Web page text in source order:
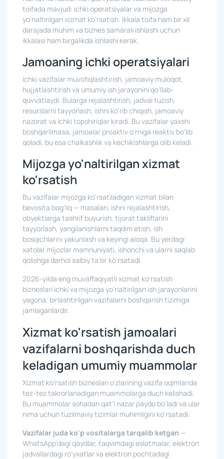
toifada mavjud: ichki operatsiyalar va mijozga
yo'naltirilgan xizmat ko'rsatish. Ikkala toifa ham bir xil
darajada muhim va biznes samarali ishlashi uchun
ikkalasi ham birgalikda ishlashi kerak.
Jamoaning ichki operatsiyalari
Ichki vazifalar muvofiqlashtirish, jamoaviy muloqot,
hujjatlashtirish va umumiy ish jarayonini qo'llab-
quvvatlaydi. Bularga rejalashtirish, jadval tuzish,
resurslarni tayyorlash, ishni ko'rib chiqish, jamoaviy
nazorat va ichki topshiriqlar kiradi. Bu vazifalar yaxshi
boshqarilmasa, jamoalar proaktiv o'rniga reaktiv bo'lib
qoladi, bu esa chalkashlik va kechikishlarga olib keladi.
Mijozga yo'naltirilgan xizmat
ko'rsatish
Bu vazifalar mijozga ko'rsatiladigan xizmat bilan
bevosita bog'liq — masalan, ishni rejalashtirish,
obyektlarga tashrif buyurish, tijorat takliflarini
tayyorlash, yangilanishlarni taqdim etish, ish
bosqichlarini yakunlash va keyingi aloqa. Bu yerdagi
xatolar mijozlar mamnuniyati, ishonchi va ularni saqlab
qolishga darhol salbiy ta'sir ko'rsatadi.
2026-yilda eng muvaffaqiyatli xizmat ko'rsatish
bizneslari ichki va mijozga yo'naltirilgan ish jarayonlarini
yagona, birlashtirilgan vazifalarni boshqarish tizimiga
jamlaganlardir.
Xizmat ko'rsatish jamoalari
vazifalarni boshqarishda duch
keladigan umumiy muammolar
Xizmat ko'rsatish bizneslari o'zlarining vazifa oqimlarida
tez-tez takrorlanadigan muammolarga duch kelishadi.
Bu muammolar sohadan qat'i nazar paydo bo'ladi va ular
nima uchun tuzilmaviy tizimlar muhimligini ko'rsatadi.
Vazifalar juda ko'p vositalarga tarqalib ketgan —
WhatsApp'dagi qaydlar, taqvimdagi eslatmalar, elektron
jadvallardagi ro'yxatlar va elektron pochtadagi